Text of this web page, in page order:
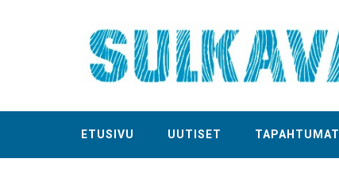
ETUSIVU UUTISET TAPAHTUMAT